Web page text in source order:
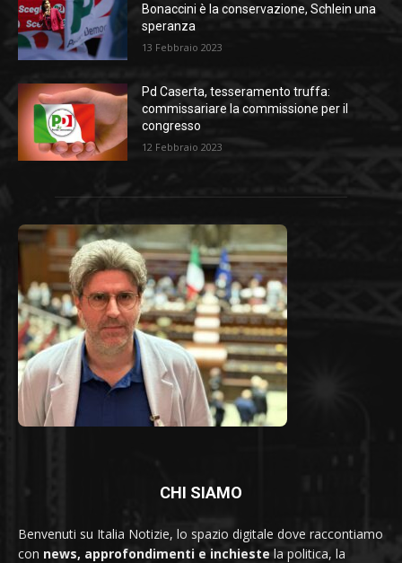
Bonaccini è la conservazione, Schlein una
speranza
13 Febbraio 2023
Pd Caserta, tesseramento truffa:
commissariare la commissione per il
congresso
12 Febbraio 2023
CHI SIAMO
Benvenuti su Italia Notizie, lo spazio digitale dove raccontiamo
con news, approfondimenti e inchieste la politica, la